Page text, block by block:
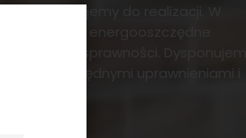
przystępujemy do realizacji. W
energooszczędne
wysokiej sprawności. Dysponujemy
z niezbędnymi uprawnieniami i